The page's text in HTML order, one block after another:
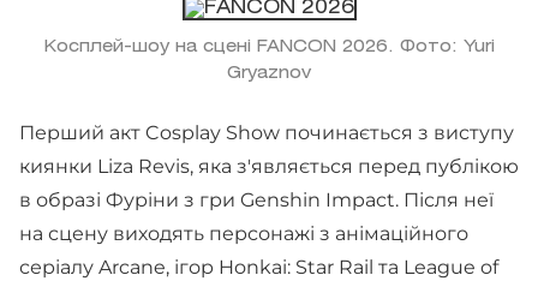
Косплей-шоу на сцені FANCON 2026. Фото: Yuri
Gryaznov
Перший акт Cosplay Show починається з виступу
киянки Liza Revis, яка з'являється перед публікою
в образі Фуріни з гри Genshin Impact. Після неї
на сцену виходять персонажі з анімаційного
серіалу Arcane, ігор Honkai: Star Rail та League of